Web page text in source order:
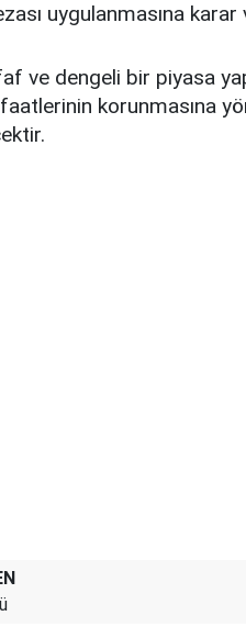
uygulanmasına
ve dengeli bir piyasa
korunmasına